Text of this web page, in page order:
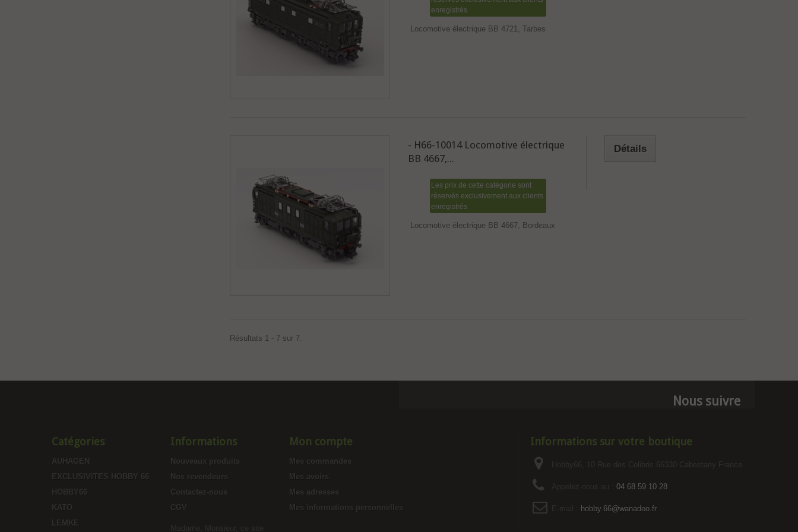
enregistrés
Locomotive électrique BB 4721, Tarbes
- H66-10014 Locomotive électrique
BB 4667,...
Les prix de cette catégorie sont
réservés exclusivement aux clients
enregistrés
Locomotive électrique BB 4667, Bordeaux
Détails
Résultats 1 - 7 sur 7.
Nous suivre
Catégories
AUHAGEN
EXCLUSIVITES HOBBY 66
HOBBY66
KATO
LEMKE
Informations
Nouveaux produits
Nos revendeurs
Contactez-nous
CGV
Mon compte
Mes commandes
Mes avoirs
Mes adresses
Mes informations personnelles
Informations sur votre boutique
04 68 59 10 28
hobby.66@wanadoo.fr